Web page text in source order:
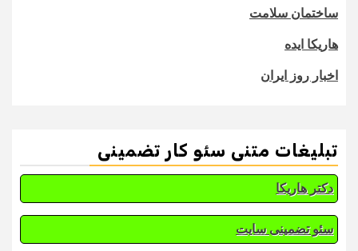
ساختمان سلامت
هاریکا ایده
اخبار روز ایران
تبلیغات متنی سئو کار تضمینی
دکتر هاریکا
سئو تضمینی سایت